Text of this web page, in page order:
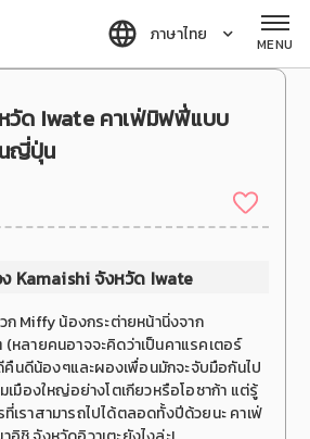
ภาษาไทย MENU
วัด Iwate คาเฟ่มิฟฟี่แบบ
นญี่ปุ่น
Kamaishiจังหวัด Iwate
ก Miffy น้องกระต่ายหน้านิ่งจาก
(หลายคนอาจจะคิดว่าเป็นคาแรคเตอร์
นดีน้องๆและผองเพื่อนมักจะจับมือกันไป
เมืองใหญ่อย่างโตเกียวหรือโอซาก้า แต่รู้
ที่เราสามารถไปได้ตลอดทั้งปีด้วยนะ คาเฟ่